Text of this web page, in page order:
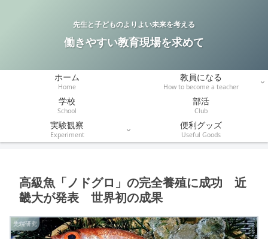
先生と子どものよりよい未来を考える
働きやすい教育現場を求めて
ホーム
Home
教員になる
How to become a teacher
学校
School
部活
Club
実験観察
Experiment
便利グッズ
Useful Goods
高級魚「ノドグロ」の完全養殖に成功 近
畿大が発表 世界初の成果
先端研究